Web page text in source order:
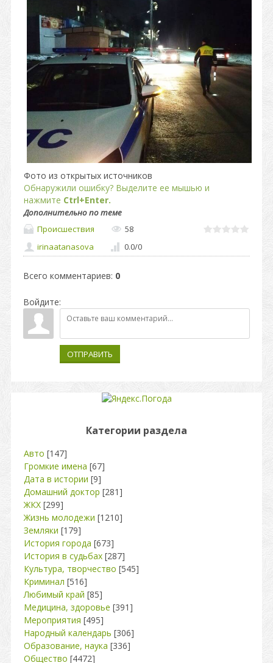
Фото из открытых источников
Обнаружили ошибку? Выделите ее мышью и
нажмите Ctrl+Enter.
Дополнительно по теме
Происшествия
58
irinaatanasova
0.0/0
Всего комментариев: 0
Войдите:
ОТПРАВИТЬ
Категории раздела
Авто [147]
Громкие имена [67]
Дата в истории [9]
Домашний доктор [281]
ЖКХ [299]
Жизнь молодежи [1210]
Земляки [179]
История города [673]
История в судьбах [287]
Культура, творчество [545]
Криминал [516]
Любимый край [85]
Медицина, здоровье [391]
Мероприятия [495]
Народный календарь [306]
Образование, наука [336]
Общество [4472]